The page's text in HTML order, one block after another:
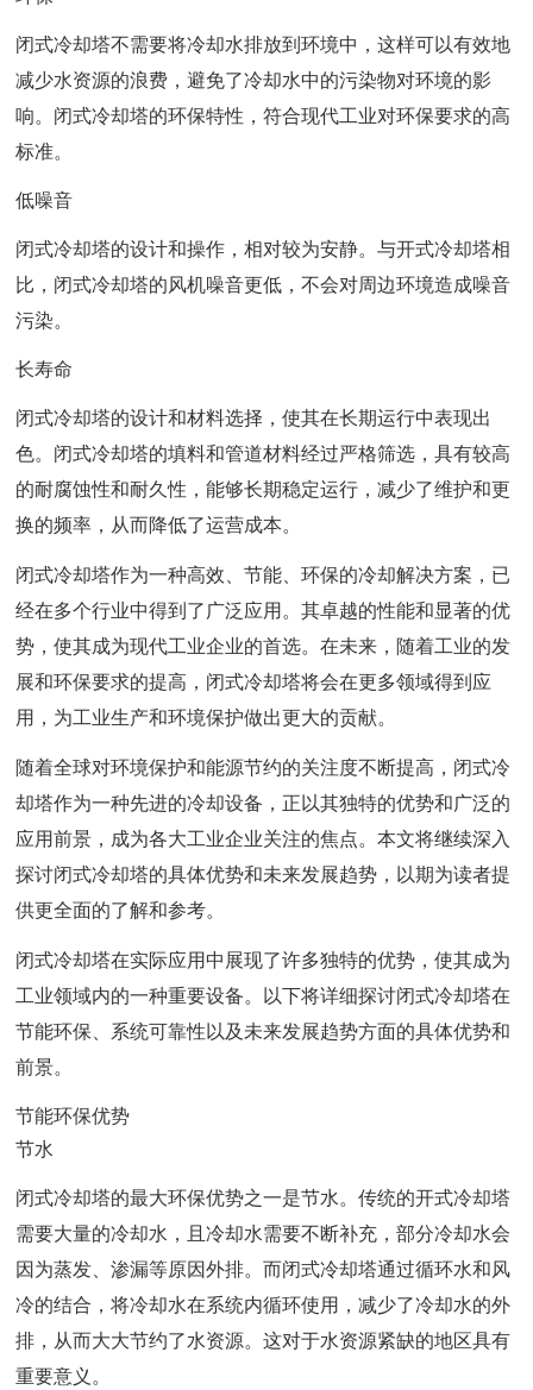
闭式冷却塔不需要将冷却水排放到环境中，这样可以有效地
减少水资源的浪费，避免了冷却水中的污染物对环境的影
响。闭式冷却塔的环保特性，符合现代工业对环保要求的高
标准。
低噪音
闭式冷却塔的设计和操作，相对较为安静。与开式冷却塔相
比，闭式冷却塔的风机噪音更低，不会对周边环境造成噪音
污染。
长寿命
闭式冷却塔的设计和材料选择，使其在长期运行中表现出
色。闭式冷却塔的填料和管道材料经过严格筛选，具有较高
的耐腐蚀性和耐久性，能够长期稳定运行，减少了维护和更
换的频率，从而降低了运营成本。
闭式冷却塔作为一种高效、节能、环保的冷却解决方案，已
经在多个行业中得到了广泛应用。其卓越的性能和显著的优
势，使其成为现代工业企业的首选。在未来，随着工业的发
展和环保要求的提高，闭式冷却塔将会在更多领域得到应
用，为工业生产和环境保护做出更大的贡献。
随着全球对环境保护和能源节约的关注度不断提高，闭式冷
却塔作为一种先进的冷却设备，正以其独特的优势和广泛的
应用前景，成为各大工业企业关注的焦点。本文将继续深入
探讨闭式冷却塔的具体优势和未来发展趋势，以期为读者提
供更全面的了解和参考。
闭式冷却塔在实际应用中展现了许多独特的优势，使其成为
工业领域内的一种重要设备。以下将详细探讨闭式冷却塔在
节能环保、系统可靠性以及未来发展趋势方面的具体优势和
前景。
节能环保优势
节水
闭式冷却塔的最大环保优势之一是节水。传统的开式冷却塔
需要大量的冷却水，且冷却水需要不断补充，部分冷却水会
因为蒸发、渗漏等原因外排。而闭式冷却塔通过循环水和风
冷的结合，将冷却水在系统内循环使用，减少了冷却水的外
排，从而大大节约了水资源。这对于水资源紧缺的地区具有
重要意义。